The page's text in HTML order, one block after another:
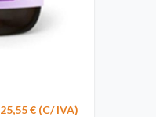
25,55 € (C/ IVA)